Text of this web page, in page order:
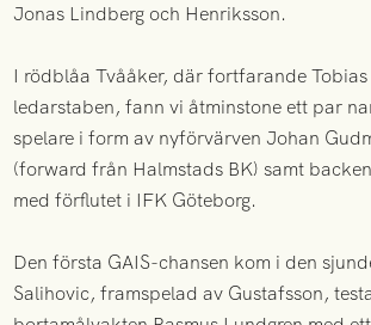
Jonas Lindberg och Henriksson.
I rödblåa Tvååker, där fortfarande
ledarstaben, fann vi åtminstone ett par
spelare i form av nyförvärven Johan
(forward från Halmstads BK) samt
med förflutet i IFK Göteborg.
Den första GAIS-chansen kom i den
Salihovic, framspelad av Gustafsson,